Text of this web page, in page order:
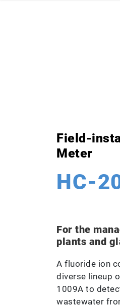
Field-
Meter
HC-
For the
plants and
A fluoride ion
diverse lineup
1009A to
wastewater